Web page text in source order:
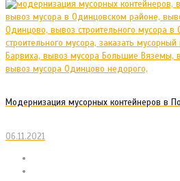
Модернизация мусорных контейнеров в
06.11.2021